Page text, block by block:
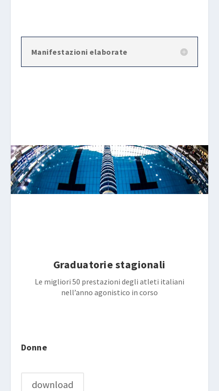
Manifestazioni elaborate
Graduatorie stagionali
Le migliori 50 prestazioni degli atleti italiani
nell’anno agonistico in corso
Donne
download